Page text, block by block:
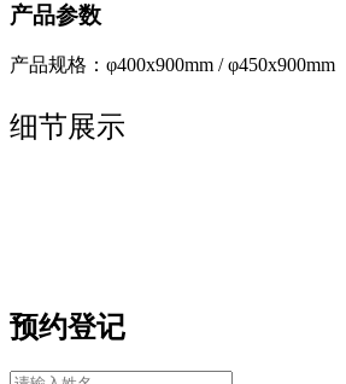
产品参数
产品规格：φ400x900mm / φ450x900mm
细节展示
预约登记